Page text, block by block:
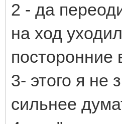
2 - да
на ход
посторонние
3- этого я не
сильнее